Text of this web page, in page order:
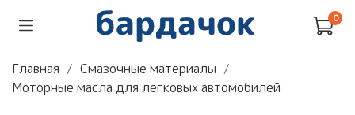
0
Главная
Смазочные материалы
Моторные масла для легковых автомобилей